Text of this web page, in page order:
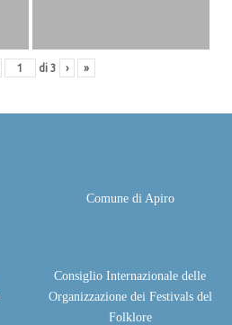
di 3 › »
Comune di Apiro
Consiglio Internazionale delle
Organizzazione dei Festivals del
Folklore